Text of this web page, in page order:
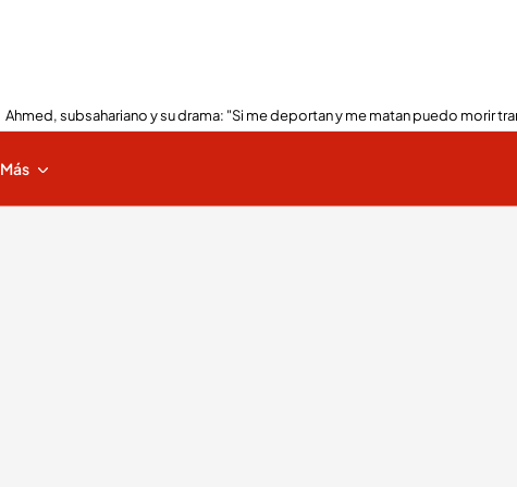
Ahmed, subsahariano y su drama: "Si me deportan y me matan puedo morir
Más